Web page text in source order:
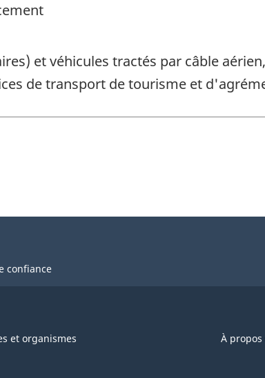
et véhicules tractés par câble
de transport de tourisme et
confiance
et organismes À